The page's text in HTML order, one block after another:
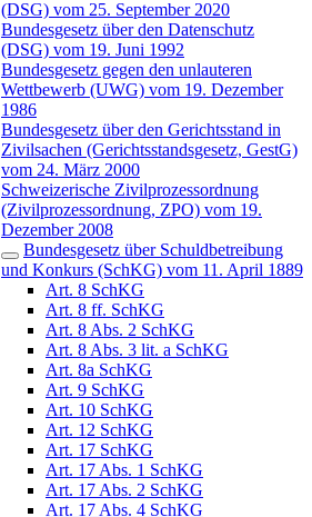
(DSG) vom 25. September 2020
Bundesgesetz über den Datenschutz
(DSG) vom 19. Juni 1992
Bundesgesetz gegen den unlauteren
Wettbewerb (UWG) vom 19. Dezember
1986
Bundesgesetz über den Gerichtsstand in
Zivilsachen (Gerichtsstandsgesetz, GestG)
vom 24. März 2000
Schweizerische Zivilprozessordnung
(Zivilprozessordnung, ZPO) vom 19.
Dezember 2008
Bundesgesetz über Schuldbetreibung
und Konkurs (SchKG) vom 11. April 1889
Art. 8 SchKG
Art. 8 ff. SchKG
Art. 8 Abs. 2 SchKG
Art. 8 Abs. 3 lit. a SchKG
Art. 8a SchKG
Art. 9 SchKG
Art. 10 SchKG
Art. 12 SchKG
Art. 17 SchKG
Art. 17 Abs. 1 SchKG
Art. 17 Abs. 2 SchKG
Art. 17 Abs. 4 SchKG